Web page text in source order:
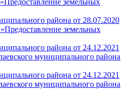
района от 28.07.2020
земельных
района от 24.12.2021
муниципального района
района от 24.12.2021
муниципального района